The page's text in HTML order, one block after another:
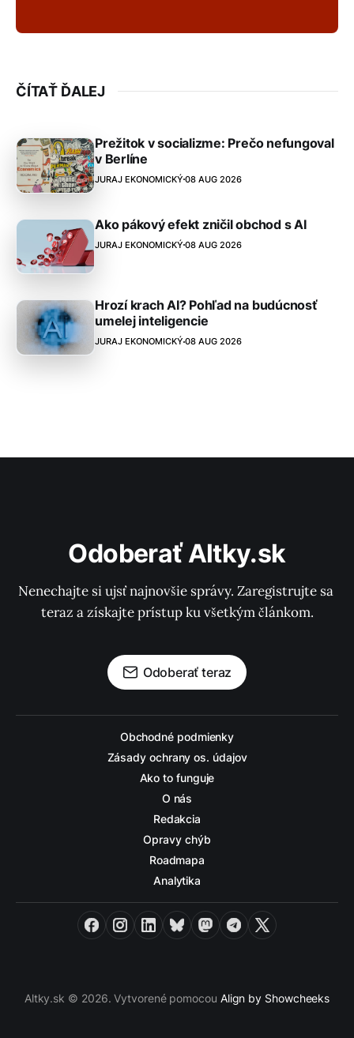
ČÍTAŤ ĎALEJ
Prežitok v socializme: Prečo nefungoval
v Berlíne
JURAJ EKONOMICKÝ 08 AUG 2026
Ako pákový efekt zničil obchod s AI
JURAJ EKONOMICKÝ 08 AUG 2026
Hrozí krach AI? Pohľad na budúcnosť
umelej inteligencie
JURAJ EKONOMICKÝ 08 AUG 2026
Odoberať Altky.sk
Nenechajte si ujsť najnovšie správy. Zaregistrujte sa
teraz a získajte prístup ku všetkým článkom.
Odoberať teraz
Obchodné podmienky
Zásady ochrany os. údajov
Ako to funguje
O nás
Redakcia
Opravy chýb
Roadmapa
Analytika
FacebookInstagramLinkedInBlueskyMastodon
Telegram
X
Altky.sk © 2026. Vytvorené pomocou Align by Showcheeks